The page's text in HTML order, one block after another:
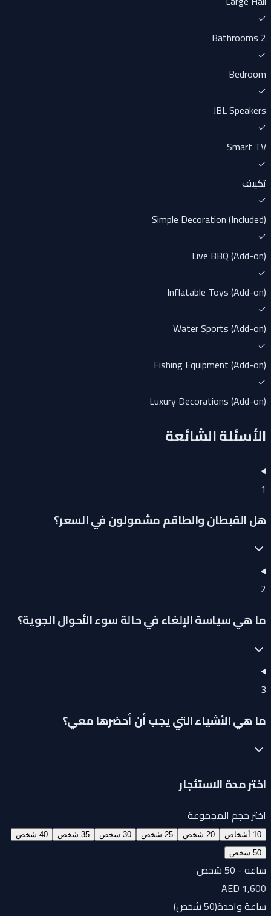
Bedroom
JBL Speakers
Smart TV
تكييف
Simple Decoration (Included)
Live BBQ (Add-on)
Inflatable Toys (Add-on)
Water Sports (Add-on)
Fishing Equipment (Add-on)
Luxury Decorations (Add-on)
الأسئلة الشائعة
هل القبطان والطاقم مشمولون في السعر؟
ما هي سياسة الإلغاء في حالة سوء الأحوال الجوية؟
ما هي الأشياء التي يجب أن أحضرها معي؟
اختر مدة الاستئجار
اختر حجم المجموعة
10 أشخاص 20 شخص 25 شخص 30 شخص 35 شخص
40 شخص
50 شخص
ساعه - 50 شخص
AED 1,600
ساعة واحدة(50 شخص